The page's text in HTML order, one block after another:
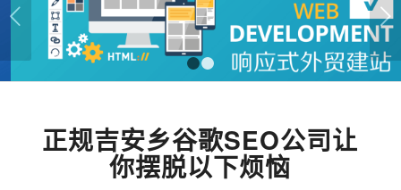
下一页
1 2
正规吉安乡谷歌SEO公司让
你摆脱以下烦恼